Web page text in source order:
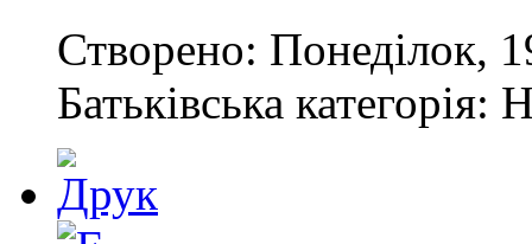
Створено: Понеділок,
Батьківська категорія: